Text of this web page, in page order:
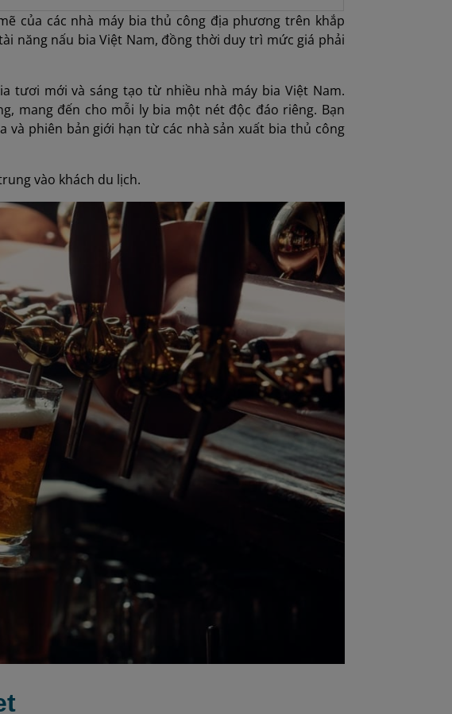
của các nhà máy bia thủ công địa phương trên khắp
năng nấu bia Việt Nam, đồng thời duy trì mức giá phải
tươi mới và sáng tạo từ nhiều nhà máy bia Việt Nam.
mang đến cho mỗi ly bia một nét độc đáo riêng. Bạn
phiên bản giới hạn từ các nhà sản xuất bia thủ công
vào khách du lịch.